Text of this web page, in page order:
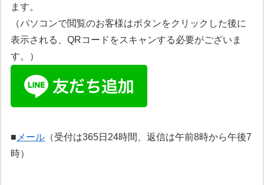
ます。
（パソコンで閲覧のお客様はボタンをクリックした後に
表示される、QRコードをスキャンする必要がございま
す。）
■ メール （受付は365日24時間、返信は午前8時から午後7
時）